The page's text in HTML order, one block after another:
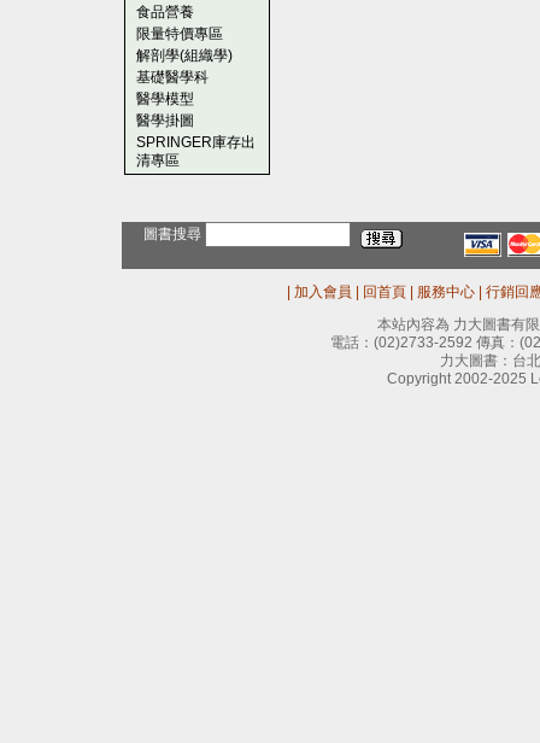
食品營養
限量特價專區
解剖學(組織學)
基礎醫學科
醫學模型
醫學掛圖
SPRINGER庫存出
清專區
圖書搜尋
加入會員 回首頁 服務中心
行銷回
本站內容為 力大圖書有
電話： (02)2733-2592 傳真：
力大圖書：台
Copyright 2002-2025